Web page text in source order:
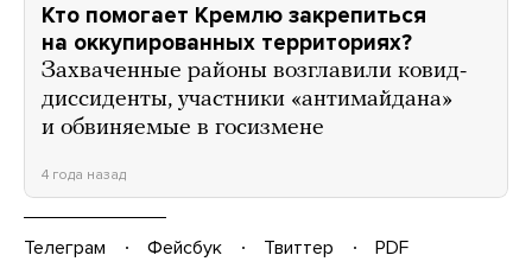
Кто помогает Кремлю закрепиться
на оккупированных территориях?
Захваченные районы возглавили ковид-
диссиденты, участники «антимайдана»
и обвиняемые в госизмене
4 года назад
Телеграм Фейсбук Твиттер
PDF